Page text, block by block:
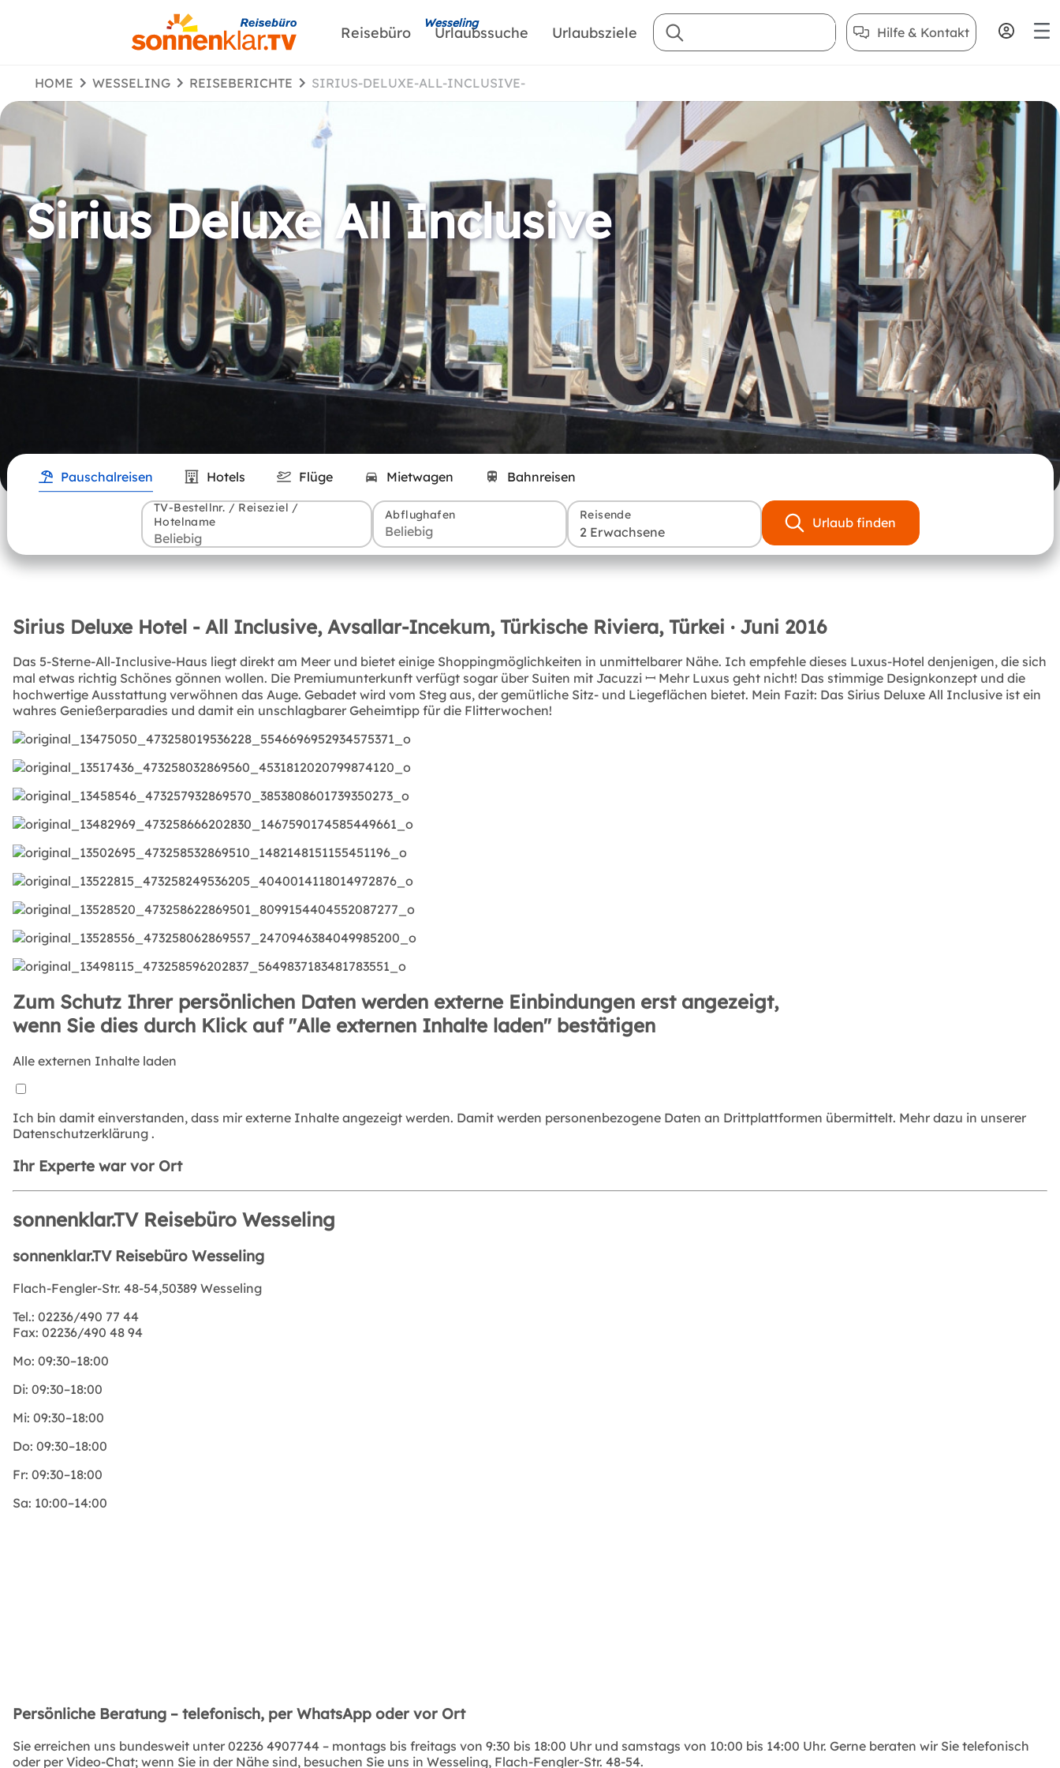
Wesseling
Reisebüro Urlaubssuche Urlaubsziele Hilfe & Kontakt
HOME WESSELING REISEBERICHTE SIRIUS-DELUXE-ALL-INCLUSIVE-
Sirius Deluxe All Inclusive
Pauschalreisen Hotels Flüge Mietwagen Bahnreisen
TV-Bestellnr. / Reiseziel /
Hotelname
Abflughafen Reisende
2 Erwachsene
Urlaub finden
Sirius Deluxe Hotel - All Inclusive, Avsallar-Incekum, Türkische Riviera, Türkei · Juni 2016
Das 5-Sterne-All-Inclusive-Haus liegt direkt am Meer und bietet einige Shoppingmöglichkeiten in unmittelbarer Nähe. Ich empfehle dieses Luxus-Hotel denjenigen, die sich
mal etwas richtig Schönes gönnen wollen. Die Premiumunterkunft verfügt sogar über Suiten mit Jacuzzi ꟷ Mehr Luxus geht nicht! Das stimmige Designkonzept und die
hochwertige Ausstattung verwöhnen das Auge. Gebadet wird vom Steg aus, der gemütliche Sitz- und Liegeflächen bietet. Mein Fazit: Das Sirius Deluxe All Inclusive ist ein
wahres Genießerparadies und damit ein unschlagbarer Geheimtipp für die Flitterwochen!
Zum Schutz Ihrer persönlichen Daten werden externe Einbindungen erst angezeigt,
wenn Sie dies durch Klick auf "Alle externen Inhalte laden" bestätigen
Alle externen Inhalte laden
Ich bin damit einverstanden, dass mir externe Inhalte angezeigt werden. Damit werden personenbezogene Daten an Drittplattformen übermittelt. Mehr dazu in unserer
Datenschutzerklärung .
Ihr Experte war vor Ort
sonnenklar.TV Reisebüro Wesseling
sonnenklar.TV Reisebüro Wesseling
Flach-Fengler-Str. 48-54,50389 Wesseling
Tel.: 02236/490 77 44
Fax: 02236/490 48 94
Mo: 09:30–18:00
Di: 09:30–18:00
Mi: 09:30–18:00
Do: 09:30–18:00
Fr: 09:30–18:00
Sa: 10:00–14:00
Persönliche Beratung – telefonisch, per WhatsApp oder vor Ort
Sie erreichen uns bundesweit unter 02236 4907744 – montags bis freitags von 9:30 bis 18:00 Uhr und samstags von 10:00 bis 14:00 Uhr. Gerne beraten wir Sie telefonisch
oder per Video-Chat; wenn Sie in der Nähe sind, besuchen Sie uns in Wesseling, Flach-Fengler-Str. 48-54.